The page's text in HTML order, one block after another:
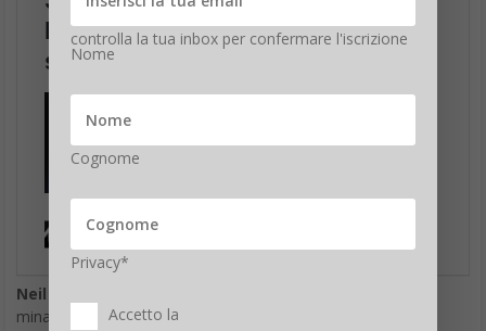
Neil Young
minacciando di rimuovere tutte le sue
controlla la tua inbox per confermare l'iscrizione
Nome
Cognome
Privacy*
Accetto la